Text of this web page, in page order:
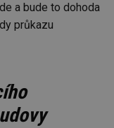
a bude to dohoda
průkazu